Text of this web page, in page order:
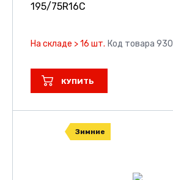
195/75R16C
На складе > 16 шт. Код товара
КУПИТЬ
Зимние